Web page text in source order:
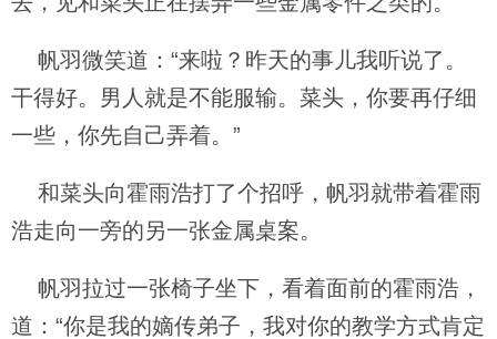
帆羽微笑道：“来啦？昨天的事儿我听说了。
干得好。男人就是不能服输。菜头，你要再仔细
一些，你先自己弄着。”
和菜头向霍雨浩打了个招呼，帆羽就带着霍雨
浩走向一旁的另一张金属桌案。
帆羽拉过一张椅子坐下，看着面前的霍雨浩，
道：“你是我的嫡传弟子，我对你的教学方式肯定